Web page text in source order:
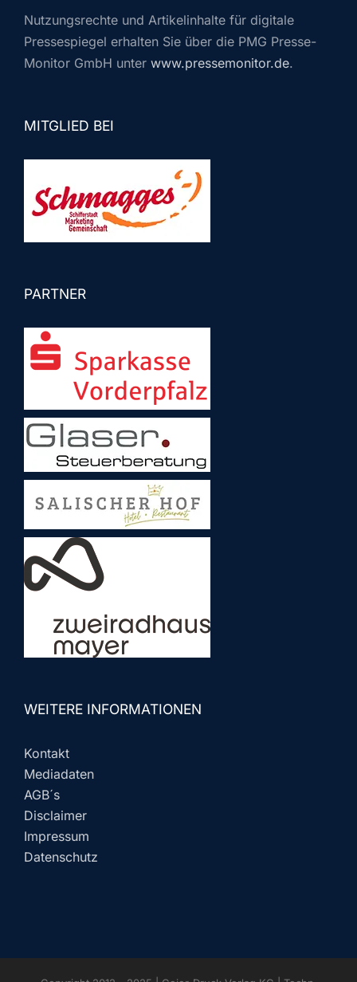
Nutzungsrechte und Artikelinhalte für digitale
Pressespiegel erhalten Sie über die PMG Presse-
Monitor GmbH unter www.pressemonitor.de.
MITGLIED BEI
PARTNER
WEITERE INFORMATIONEN
Kontakt
Mediadaten
AGB´s
Disclaimer
Impressum
Datenschutz